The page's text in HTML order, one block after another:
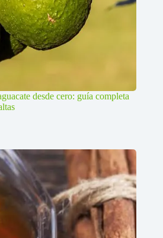
desde cero: guía completa